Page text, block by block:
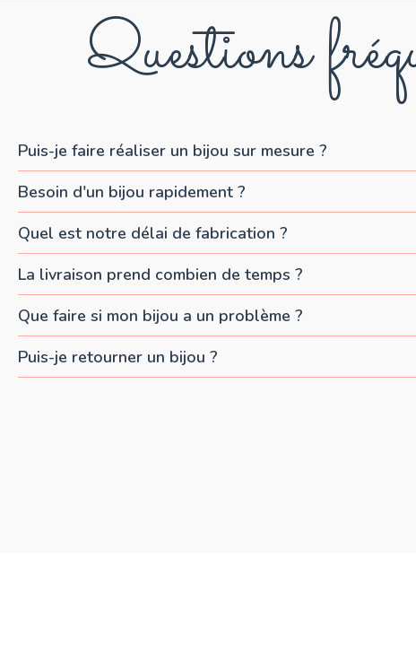
Questions
Puis-je faire réaliser un bijou sur mesure ?
Besoin d'un bijou rapidement ?
Quel est notre délai de fabrication ?
La livraison prend combien de temps ?
Que faire si mon bijou a un problème ?
Puis-je retourner un bijou ?